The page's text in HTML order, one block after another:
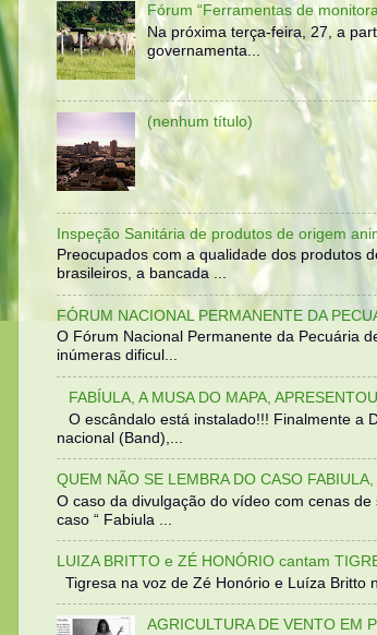
Fórum “Ferramentas de
Na próxima terça-feira, 27, a
governamenta...
(nenhum título)
Inspeção Sanitária de produtos de origem
Preocupados com a qualidade dos produtos
brasileiros, a bancada ...
FÓRUM NACIONAL PERMANENTE DA
O Fórum Nacional Permanente da Pecuária
inúmeras dificul...
FABÍULA, A MUSA DO MAPA,
O escândalo está instalado!!! Finalmente a
nacional (Band),...
QUEM NÃO SE LEMBRA DO CASO
O caso da divulgação do vídeo com cenas
caso “ Fabiula ...
LUIZA BRITTO e ZÉ HONÓRIO cantam
Tigresa na voz de Zé Honório e Luíza Britto
AGRICULTURA DE VENTO EM